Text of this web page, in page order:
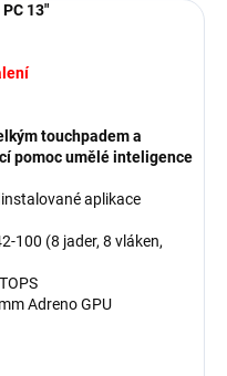
13"
touchpadem a
pomoc umělé inteligence
aplikace
100 (8 jader, 8 vláken,
Adreno GPU